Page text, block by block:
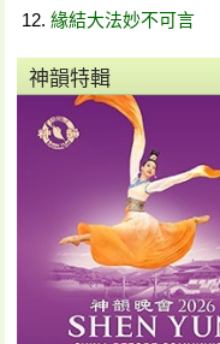
緣結大法妙不可言
神韻特輯